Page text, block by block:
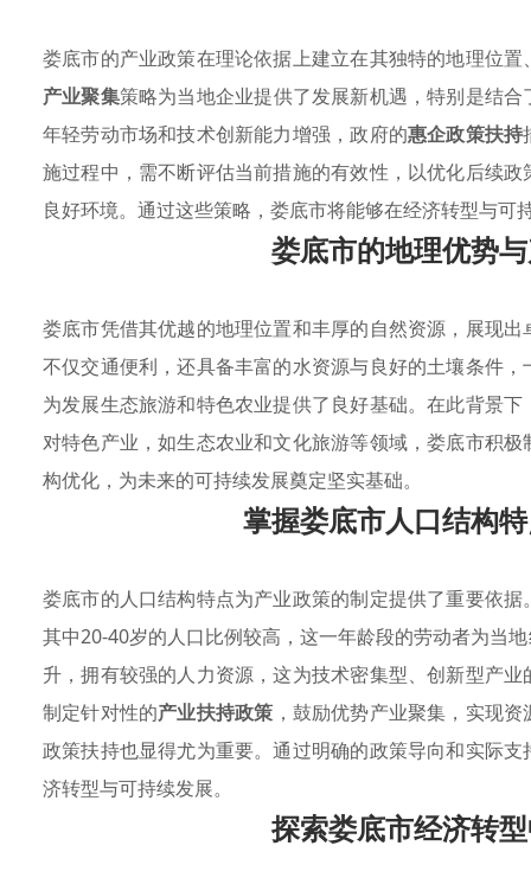
娄底市的产业政策在理论依据上建立在其独特的地理位
产业聚集策略为当地企业提供了发展新机遇，特别是结
年轻劳动市场和技术创新能力增强，政府的惠企政策扶持
施过程中，需不断评估当前措施的有效性，以优化后续
良好环境。通过这些策略，娄底市将能够在经济转型与可
娄底市的地理优势
娄底市凭借其优越的地理位置和丰厚的自然资源，展现出
不仅交通便利，还具备丰富的水资源与良好的土壤条件
为发展生态旅游和特色农业提供了良好基础。在此背景
对特色产业，如生态农业和文化旅游等领域，娄底市积极
构优化，为未来的可持续发展奠定坚实基础。
掌握娄底市人口结构
娄底市的人口结构特点为产业政策的制定提供了重要依
其中20-40岁的人口比例较高，这一年龄段的劳动者为当
升，拥有较强的人力资源，这为技术密集型、创新型产
制定针对性的产业扶持政策 ，鼓励优势产业聚集，实现
政策扶持也显得尤为重要。通过明确的政策导向和实际
济转型与可持续发展。
探索娄底市经济转